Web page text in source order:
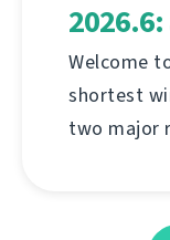
Welcome
shortest
two major